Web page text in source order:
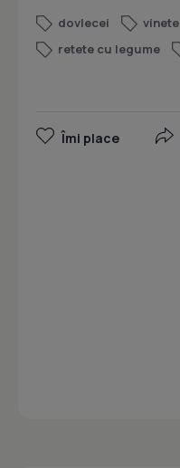
dovlecei vinete
retete cu legume
Îmi place